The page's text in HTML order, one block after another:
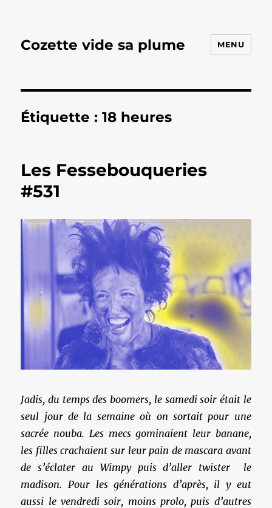
Cozette vide sa plume MENU
Étiquette :18 heures
Les Fessebouqueries
#531
Jadis, du temps des boomers, le samedi soir était le
seul jour de la semaine où on sortait pour une
sacrée nouba. Les mecs gominaient leur banane,
les filles crachaient sur leur pain de mascara avant
de s’éclater au Wimpy puis d’aller twister le
madison. Pour les générations d’après, il y eut
aussi le vendredi soir, moins prolo, puis d’autres